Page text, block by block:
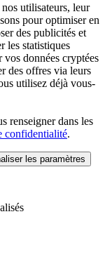
utilisateurs, leur
pour optimiser en
des publicités et
les statistiques
données cryptées
des offres via leurs
utilisez déjà vous-
renseigner dans les
confidentialité.
les paramètres